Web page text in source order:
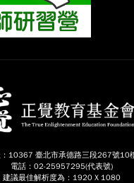
10367 臺北市承德路三段267號10
電話：02-25957295(代表號)
建議最佳解析度為：1920 X 1080